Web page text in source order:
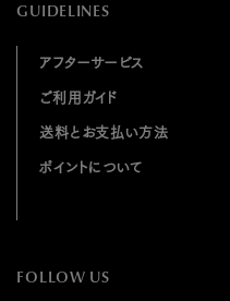
GUIDELINES
アフターサービス
ご利用ガイド
送料とお支払い方法
ポイントについて
FOLLOW US